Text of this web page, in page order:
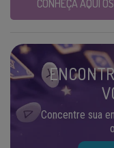
CONHEÇA AQUI
Concentre sua